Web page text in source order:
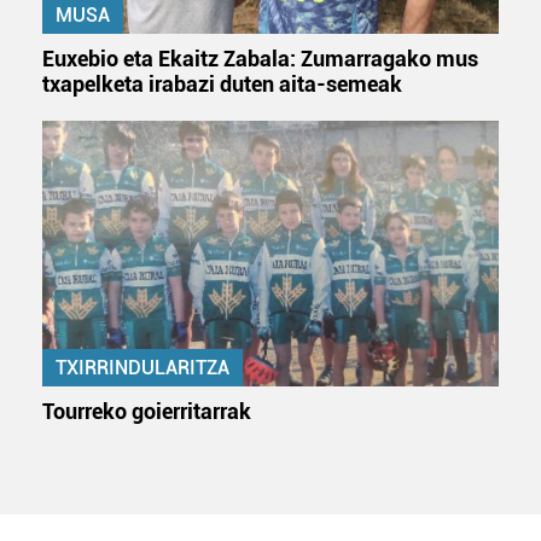
MUSA
Euxebio eta Ekaitz Zabala: Zumarragako mus
txapelketa irabazi duten aita-semeak
TXIRRINDULARITZA
Tourreko goierritarrak